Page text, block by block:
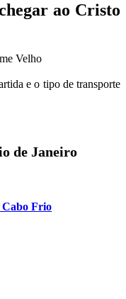
ao Cristo
Velho
e o tipo de transporte
de Janeiro
Cabo Frio